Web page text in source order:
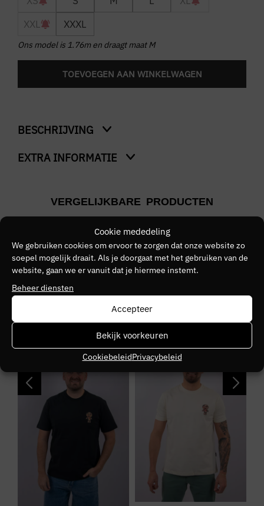
Cookie mededeling
We gebruiken cookies om ervoor te zorgen dat onze website zo
soepel mogelijk draait. Als je doorgaat met het gebruiken van de
website, gaan we er vanuit dat je hiermee instemt.
Beheer diensten
Accepteer
Bekijk voorkeuren
CookiebeleidPrivacybeleid
XXL
XXXL
Ons model is 1.76m en draagt maat M
TOEVOEGEN AAN WINKELWAGEN
BESCHRIJVING
Cabri T-Shirt
EXTRA INFORMATIE
Groen
WRONG FRIENDS
Kleurnummer
40
Seizoen
khaki
VERGELIJKBARE PRODUCTEN
SALE